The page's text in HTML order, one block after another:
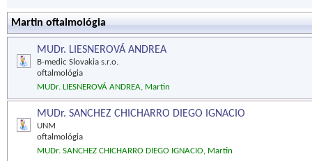
Martin oftalmológia
MUDr. LIESNEROVÁ ANDREA
B-medic Slovakia s.r.o.
oftalmológia
MUDr. LIESNEROVÁ ANDREA, Martin
MUDr. SANCHEZ CHICHARRO DIEGO IGNACIO
UNM
oftalmológia
MUDr. SANCHEZ CHICHARRO DIEGO IGNACIO, Martin